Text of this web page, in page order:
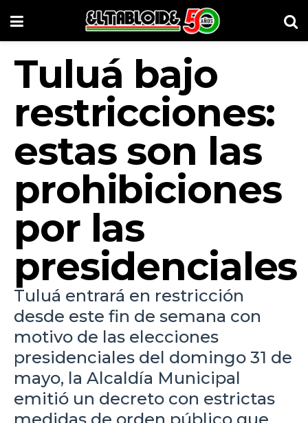
Tuluá bajo
restricciones:
estas son las
prohibiciones
por las
presidenciales
Tuluá entrará en restricción
desde este fin de semana con
motivo de las elecciones
presidenciales del domingo 31 de
mayo, la Alcaldía Municipal
emitió un decreto con estrictas